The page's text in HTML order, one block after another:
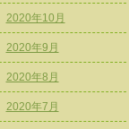
2020年10月
2020年9月
2020年8月
2020年7月